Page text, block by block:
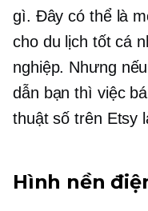
gì. Đây có thể là
cho du lịch tốtcá
nghiệp. Nhưng
dẫn bạn thì việc
thuật số trên Etsy
Hình nền